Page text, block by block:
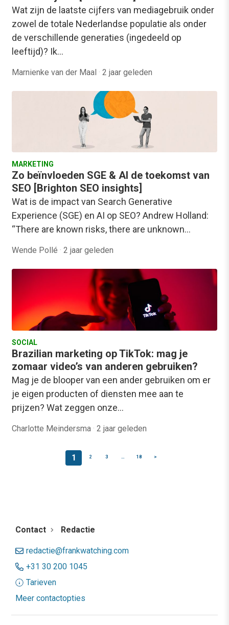
Wat zijn de laatste cijfers van mediagebruik onder
zowel de totale Nederlandse populatie als onder
de verschillende generaties (ingedeeld op
leeftijd)? Ik…
Marnienke van der Maal · 2 jaar geleden
MARKETING
Zo beïnvloeden SGE & AI de toekomst van
SEO [Brighton SEO insights]
Wat is de impact van Search Generative
Experience (SGE) en AI op SEO? Andrew Holland:
“There are known risks, there are unknown…
Wende Pollé · 2 jaar geleden
SOCIAL
Brazilian marketing op TikTok: mag je
zomaar video’s van anderen gebruiken?
Mag je de blooper van een ander gebruiken om er
je eigen producten of diensten mee aan te
prijzen? Wat zeggen onze…
Charlotte Meindersma · 2 jaar geleden
1 2 3 18 >
Contact Redactie
redactie@frankwatching.com
+31 30 200 1045
Tarieven
Meer contactopties